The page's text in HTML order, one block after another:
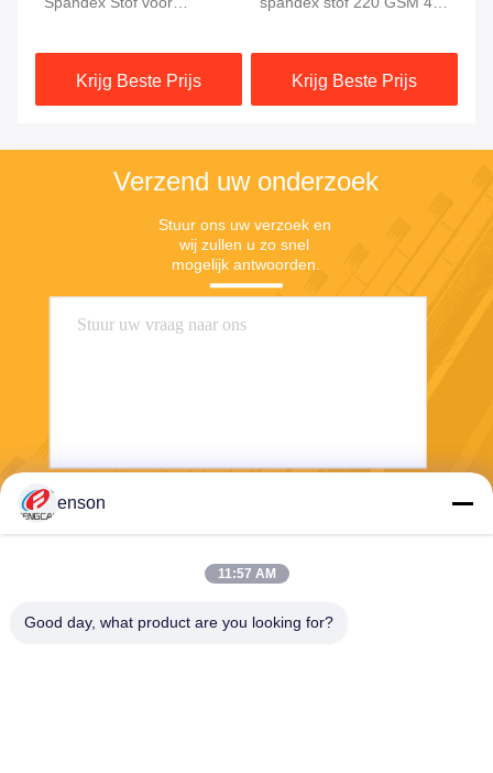
Sportkleding
Krijg Beste Prijs Krijg Beste Prijs
Verzend uw onderzoek
Stuur ons uw verzoek en
wij zullen u zo snel
mogelijk antwoorden.
enson
11:57 AM
Good day, what product are you looking for?